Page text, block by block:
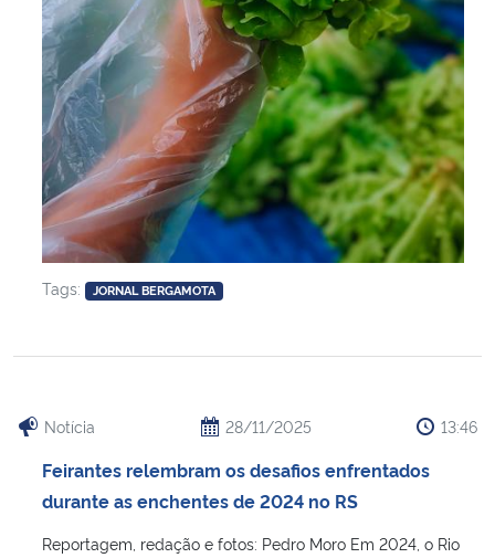
Tags: JORNAL BERGAMOTA
Notícia 28/11/2025 13:46
Feirantes relembram os desafios enfrentados
durante as enchentes de 2024 no RS
Reportagem, redação e fotos: Pedro Moro Em 2024, o Rio